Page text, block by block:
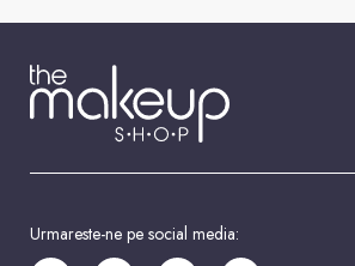
Urmareste-ne pe social media: